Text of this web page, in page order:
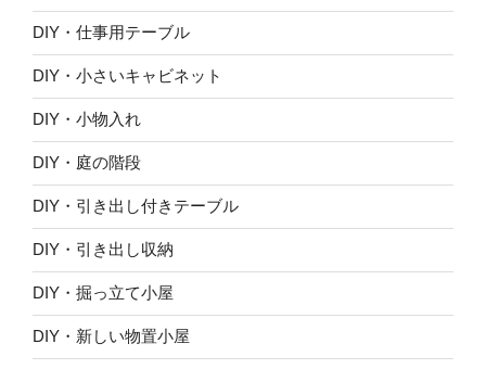
DIY・仕事用テーブル
DIY・小さいキャビネット
DIY・小物入れ
DIY・庭の階段
DIY・引き出し付きテーブル
DIY・引き出し収納
DIY・掘っ立て小屋
DIY・新しい物置小屋